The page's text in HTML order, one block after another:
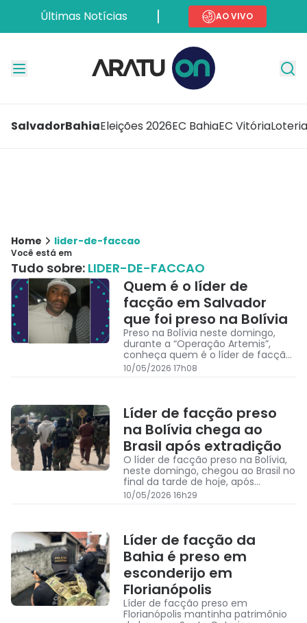
Últimas Notícias AO VIVO
SalvadorBahiaEleições 2026EC BahiaEC Vitória
Home lider-de-faccao
Você está em
Tudo sobre: LIDER-DE-FACCAO
Quem é o líder de
facção em Salvador
que foi preso na Bolívia
Preso na Bolívia neste domingo,
durante a “Operação Artemis”,
conheça quem é o líder de facção
em Salvador, apontado como
“cabeça-cara”
10/05/2026 17h08
Líder de facção preso
na Bolívia chega ao
Brasil após extradição
O líder de facção preso na Bolívia,
neste domingo, chegou ao Brasil no
final da tarde de hoje, após
extradição feita pela Interpol e
forças de segurança brasileiras
10/05/2026 16h29
Líder de facção da
Bahia é preso em
esconderijo em
Florianópolis
Líder de facção preso em
Florianópolis mantinha patrimônio